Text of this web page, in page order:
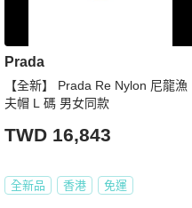
Prada
【全新】 Prada Re Nylon 尼龍漁
夫帽 L 碼 男女同款
TWD 16,843
全新品 香港 免運